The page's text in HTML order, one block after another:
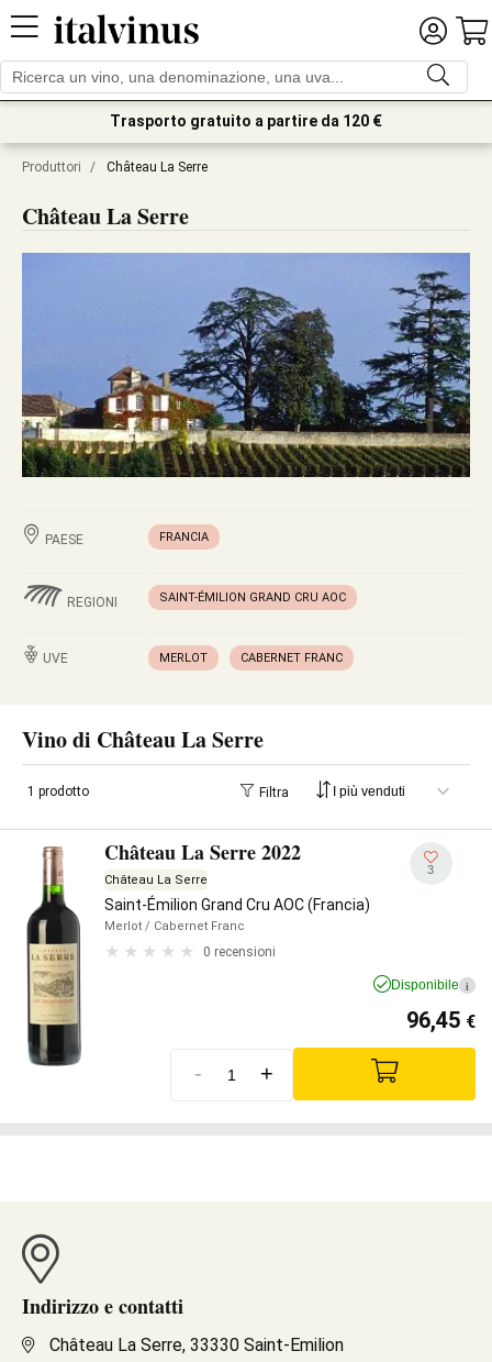
Trasporto gratuito a partire da 120 €
Produttori / Château La Serre
Château La Serre
PAESE FRANCIA
REGIONI SAINT-ÉMILION GRAND CRU AOC
UVE MERLOT CABERNET FRANC
Vino di Château La Serre
1 prodotto Filtra
Château La Serre 2022
Château La Serre
Saint-Émilion Grand Cru AOC (Francia)
Merlot / Cabernet Franc
0 recensioni
3
Disponibile i
96,45 €
- +
Indirizzo e contatti
Château La Serre, 33330 Saint-Emilion